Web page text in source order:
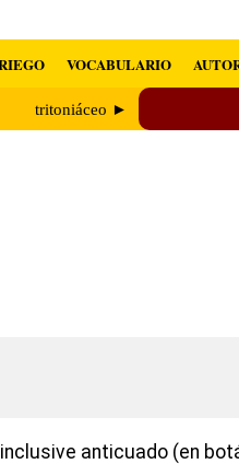
VOCABULARIO
tritoniáceo ►
anticuado (en